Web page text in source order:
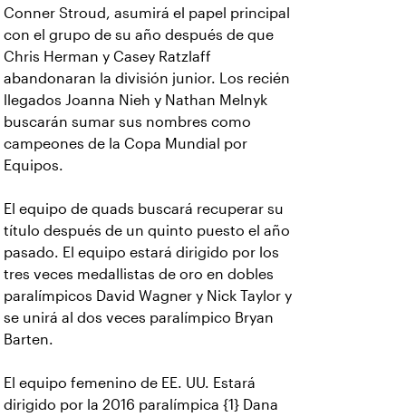
Conner Stroud, asumirá el papel principal
con el grupo de su año después de que
Chris Herman y Casey Ratzlaff
abandonaran la división junior. Los recién
llegados Joanna Nieh y Nathan Melnyk
buscarán sumar sus nombres como
campeones de la Copa Mundial por
Equipos.
El equipo de quads buscará recuperar su
título después de un quinto puesto el año
pasado. El equipo estará dirigido por los
tres veces medallistas de oro en dobles
paralímpicos David Wagner y Nick Taylor y
se unirá al dos veces paralímpico Bryan
Barten.
El equipo femenino de EE. UU. Estará
dirigido por la 2016 paralímpica {1} Dana